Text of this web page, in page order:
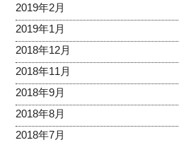
2019年2月
2019年1月
2018年12月
2018年11月
2018年9月
2018年8月
2018年7月